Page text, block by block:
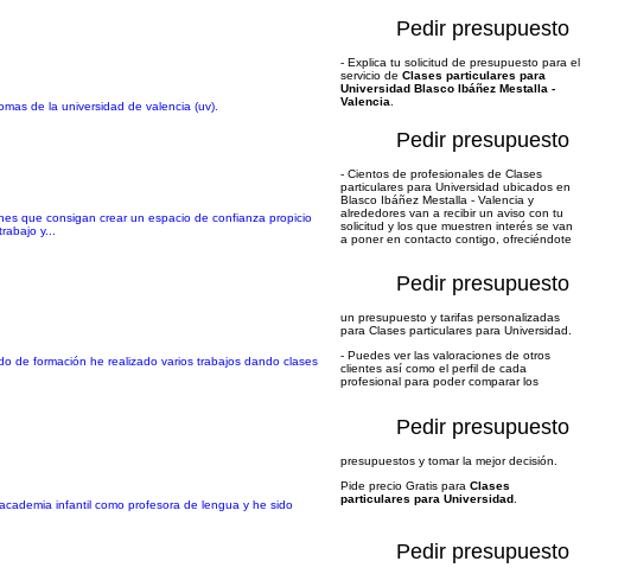
de la universidad de valencia (uv).
Pedir presupuesto
que consigan crear un espacio de confianza propicio
y...
Pedir presupuesto
de formación he realizado varios trabajos dando clases
Pedir presupuesto
infantil como profesora de lengua y he sido
Pedir presupuesto
Pedir presupuesto
- Explica tu solicitud de presupuesto para el
servicio de Clases particulares para
Universidad Blasco Ibáñez Mestalla -
Valencia
- Cientos de profesionales de Clases
particulares para Universidad ubicados en
Blasco Ibáñez Mestalla - Valencia y
alrededores van a recibir un aviso con tu
solicitud y los que muestren interés se van
a poner en contacto contigo, ofreciéndote
un presupuesto y tarifas personalizadas
para Clases particulares para Universidad.
- Puedes ver las valoraciones de otros
clientes así como el perfil de cada
profesional para poder comparar los
presupuestos y tomar la mejor decisión.
Pide precio Gratis para Clases
particulares para Universidad